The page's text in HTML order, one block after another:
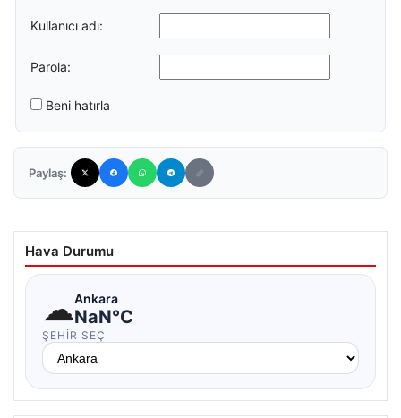
Kullanıcı adı:
Parola:
Beni hatırla
Paylaş:
Hava Durumu
☁Ankara
NaN°C
ŞEHIR SEÇ